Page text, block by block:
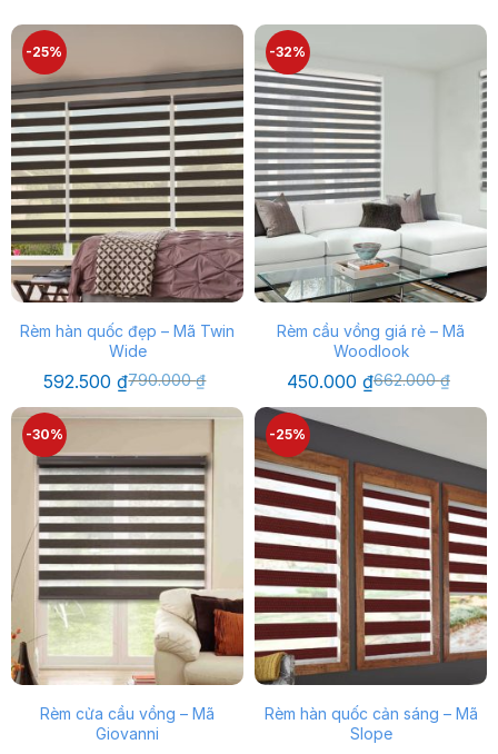
-25%
Rèm hàn quốc đẹp – Mã Twin
Wide
790.000₫
Giá
gốc
là:
790.000 ₫.
592.500₫Giá
hiện
tại
592.500 ₫.
-32%
Rèm cầu vồng giá rẻ – Mã
Woodlook
662.000₫
Giá
gốc
662.000 ₫.
450.000 ₫Giá
hiện
là:
450.000 ₫.
-30%
Rèm cửa cầu vồng – Mã
Giovanni
-25%
Rèm hàn quốc cản sáng – Mã
Slope